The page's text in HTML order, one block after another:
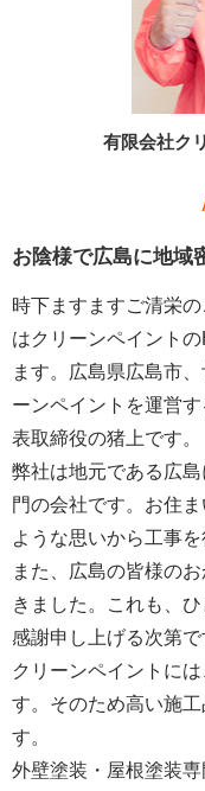
有限会社ク
お陰様で広島に地域
時下ますますご清栄
はクリーンペイント
ます。広島県広島市
ーンペイントを運営す
表取締役の猪上です。
弊社は地元である広
門の会社です。お住
ような思いから工事を
また、広島の皆様の
きました。これも、
感謝申し上げる次第で
クリーンペイントに
す。そのため高い施
す。
外壁塗装・屋根塗装